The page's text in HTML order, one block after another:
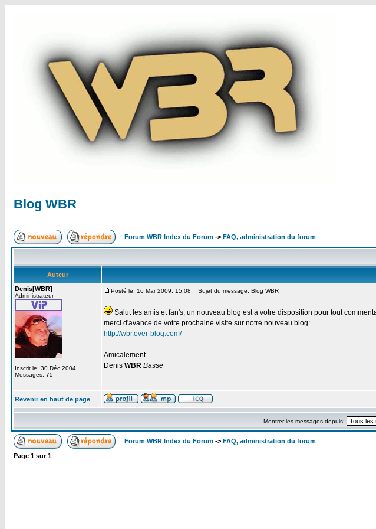
Blog WBR
Forum WBR Index du Forum -> FAQ, administration du forum
Auteur
Denis[WBR]
Administrateur
Inscrit le: 30 Déc 2004
Messages: 75
Posté le: 16 Mar 2009, 15:08 Sujet du message: Blog WBR
Salut les amis et fan's, un nouveau blog est à votre disposition pour tout
merci d'avance de votre prochaine visite sur notre nouveau blog:
http://wbr.over-blog.com/
Amicalement
Denis WBR Basse
Revenir en haut de page
Montrer les messages depuis:
Forum WBR Index du Forum -> FAQ, administration du forum
Page 1 sur1